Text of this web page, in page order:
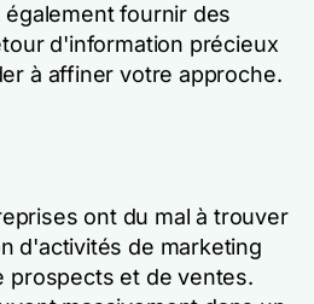
fournir des
d'information précieux
à affiner votre approche.
ont du mal à trouver
d'activités de marketing
prospects et de ventes.